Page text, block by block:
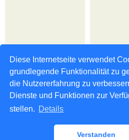
Diese Internetseite verwendet
grundlegende Funktionalität zu
die Nutzererfahrung zu
Dienste und Funktionen zur
stellen. Details
Verstanden